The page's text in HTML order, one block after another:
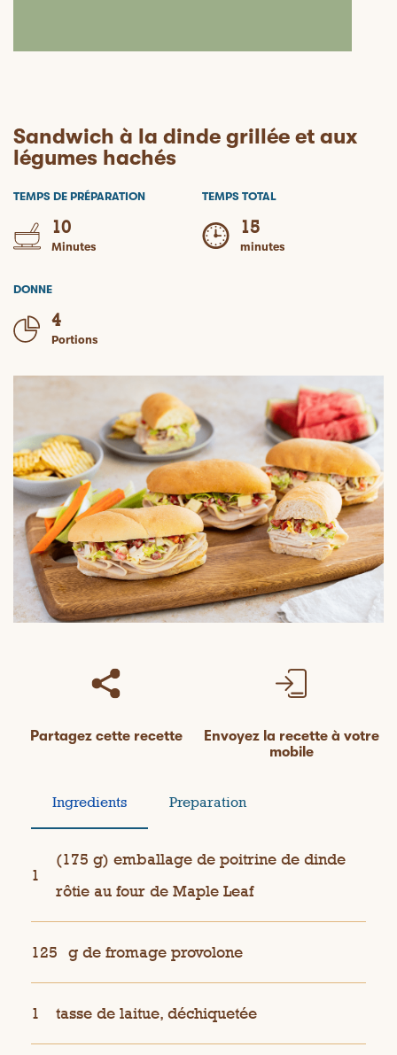
Sandwich à la dinde grillée et aux
légumes hachés
TEMPS DE PRÉPARATION
10
Minutes
TEMPS TOTAL
15
minutes
DONNE
4
Portions
Partagez cette recette
Envoyez la recette à votre
mobile
Ingredients Preparation
1
(175 g) emballage de poitrine de dinde
rôtie au four de Maple Leaf
125 g de fromage provolone
1 tasse de laitue, déchiquetée